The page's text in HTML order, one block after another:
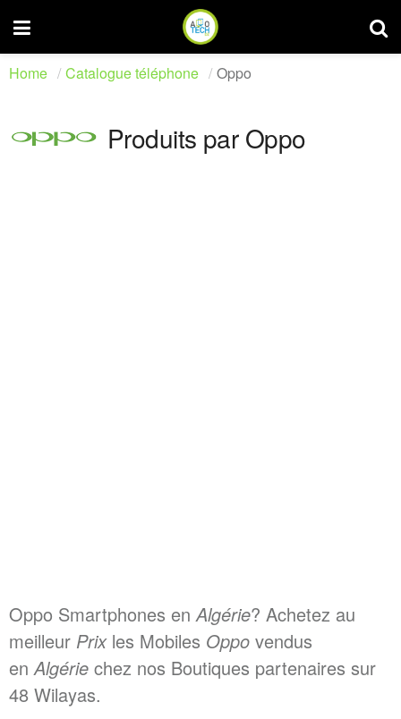
Home Catalogue téléphone Oppo
Produits par Oppo
Oppo Smartphones enAlgérie? Achetez au
meilleur Prixles Mobiles Oppo vendus
enAlgérie chez nos Boutiques partenaires sur
48 Wilayas.